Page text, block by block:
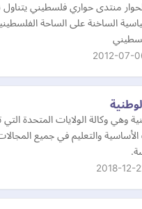
منتدى حواري فلسطيني
الساخنة على الساحة
2012-07-
وهي وكالة الولايات المتحدة التي
والتعليم في جميع
2018-12-